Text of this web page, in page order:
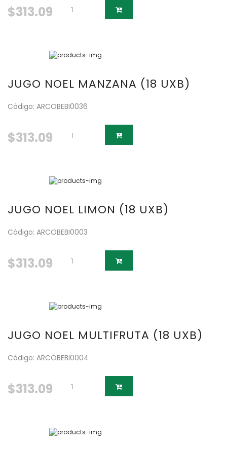
$313.09
JUGO NOEL MANZANA (18 UXB)
Código: ARCOBEBI0036
$313.09
JUGO NOEL LIMON (18 UXB)
Código: ARCOBEBI0003
$313.09
JUGO NOEL MULTIFRUTA (18 UXB)
Código: ARCOBEBI0004
$313.09